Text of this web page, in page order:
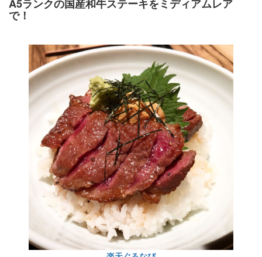
A5ランクの国産和牛ステーキをミディアムレア
で！